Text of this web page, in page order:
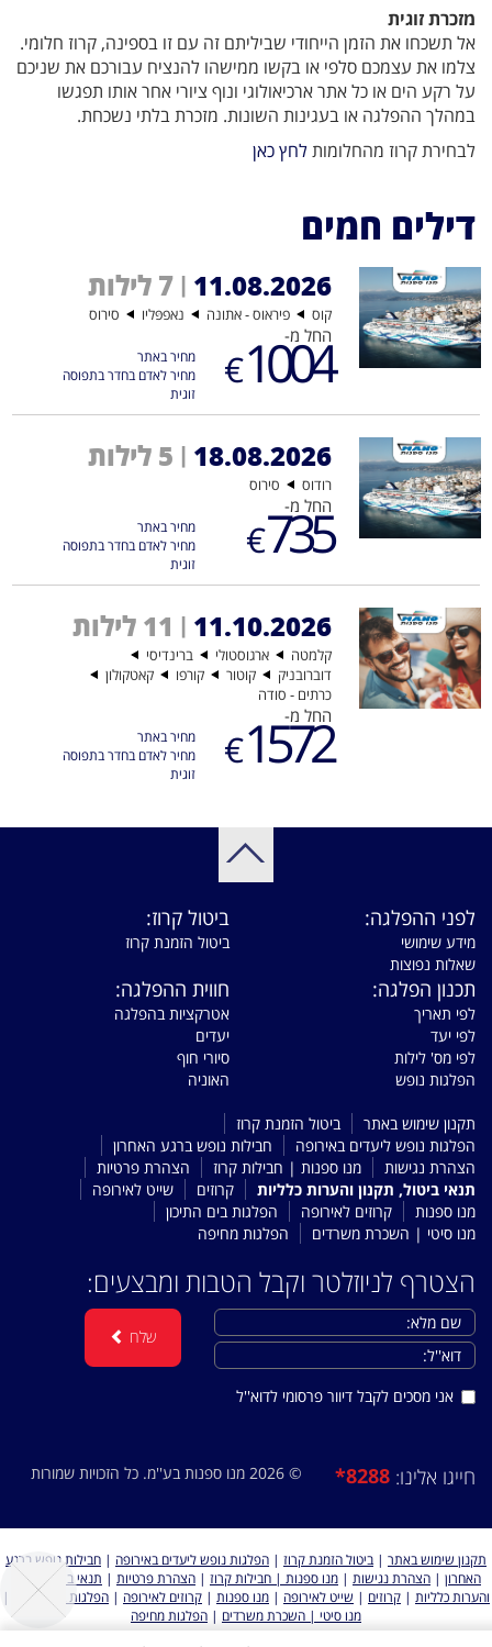
מזכרת זוגית
אל תשכחו את הזמן הייחודי שביליתם זה עם זו בספינה, קרוז חלומי.
צלמו את עצמכם סלפי או בקשו ממישהו להנציח עבורכם את שניכם
על רקע הים או כל אתר ארכיאולוגי ונוף ציורי אחר אותו תפגשו
במהלך ההפלגה או בעגינות השונות. מזכרת בלתי נשכחת.
לבחירת קרוז מהחלומותלחץ כאן
דילים חמים
11.08.2026
| 7 לילות
קוס פיראוס - אתונה נאפפּליו סירוס
החל מ-
1004
€
מחיר באתר
מחיר לאדם בחדר בתפוסה
זוגית
18.08.2026
| 5 לילות
רודוס סירוס
החל מ-
735
€
מחיר באתר
מחיר לאדם בחדר בתפוסה
זוגית
11.10.2026
| 11 לילות
קלמטה ארגוסטולי
ברינדיסי
דוברובניק
קוטור קורפו
קאטקולון
כרתים - סודה
החל מ-
1572
€
מחיר באתר
מחיר לאדם בחדר בתפוסה
זוגית
לפני ההפלגה:
מידע שימושי
שאלות נפוצות
ביטול קרוז:
ביטול הזמנת קרוז
תכנון הפלגה:
לפי תאריך
לפי יעד
לפי מס' לילות
הפלגות נופש
חווית ההפלגה:
אטרקציות בהפלגה
יעדים
סיורי חוף
האוניה
תקנון שימוש באתר
ביטול הזמנת קרוז
הפלגות נופש ליעדים באירופה
חבילות נופש ברגע האחרון
הצהרת נגישות
מנו ספנות | חבילות קרוז
הצהרת פרטיות
תנאי ביטול, תקנון והערות כלליות
קרוזים
שייט לאירופה
מנו ספנות
קרוזים לאירופה
הפלגות בים התיכון
מנו סיטי | השכרת משרדים
הפלגות מחיפה
הצטרף לניוזלטר וקבל הטבות ומבצעים:
אני מסכים לקבל דיוור פרסומי לדוא''ל
שלח
חייגו אלינו: *8288 © 2026 מנו ספנות בע''מ. כל הזכויות שמורות
תקנון שימוש באתר | ביטול הזמנת קרוז | הפלגות נופש ליעדים באירופה | חבילות נופש ברגע
האחרון | הצהרת נגישות | מנו ספנות | חבילות קרוז | הצהרת פרטיות | תנאי ביטול, תקנון
והערות כלליות | קרוזים | שייט לאירופה | מנו ספנות | קרוזים לאירופה | הפלגות בים התיכון
|
מנו סיטי | השכרת משרדים | הפלגות מחיפה